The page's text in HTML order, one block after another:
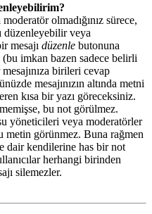
olmadığınız sürece,
düzenleyebilir veya
mesajı düzenle butonuna
imkan bazen sadece belirli
birileri cevap
mesajınızın altında metni
kısa bir yazı göreceksiniz.
bu not görülmez.
yöneticileri veya moderatörler
metin görünmez. Buna rağmen
dair kendilerine has bir not
herhangi birinden
silemezler.